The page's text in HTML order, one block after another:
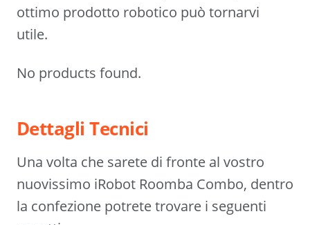
ottimo prodotto robotico può tornarvi
utile.
No products found.
Dettagli Tecnici
Una volta che sarete di fronte al vostro
nuovissimo iRobot Roomba Combo, dentro
la confezione potrete trovare i seguenti